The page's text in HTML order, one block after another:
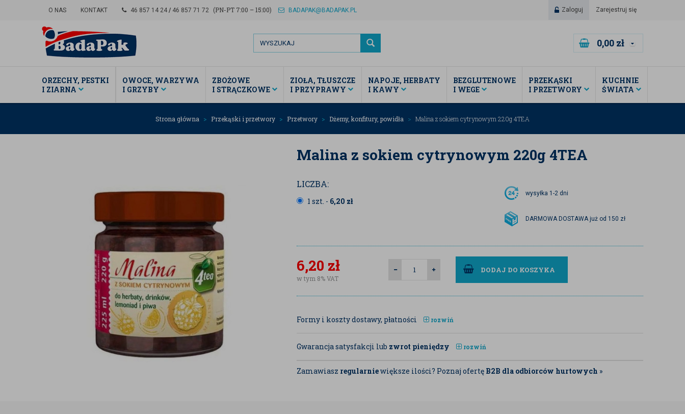
O NAS KONTAKT 46 857 14 24 / 46 857 71 72 (PN-PT 7:00 – 15:00) BADAPAK@BADAPAK.PL Zaloguj Zarejestruj się
0,00 zł
ORZECHY, PESTKI
I ZIARNA
OWOCE, WARZYWA
I GRZYBY
ZBOŻOWE
I STRĄCZKOWE
ZIOŁA, TŁUSZCZE
I PRZYPRAWY
NAPOJE, HERBATY
I KAWY
BEZGLUTENOWE
I WEGE
PRZEKĄSKI
I PRZETWORY
KUCHNIE
ŚWIATA
Strona główna Przekąski i przetwory Przetwory Dżemy, konfitury, powidła Malina z sokiem cytrynowym 220g 4TEA
Malina z sokiem cytrynowym 220g 4TEA
LICZBA:
1 szt. - 6,20 zł
wysyłka 1-2 dni
DARMOWA DOSTAWA już od 150 zł
6,20 zł
w tym 8% VAT
DODAJ DO KOSZYKA
Formy i koszty dostawy, płatności rozwiń
Gwarancja satysfakcji lub zwrot pieniędzy rozwiń
Zamawiasz regularniewiększe ilości? Poznaj ofertę B2B dla odbiorców hurtowych »